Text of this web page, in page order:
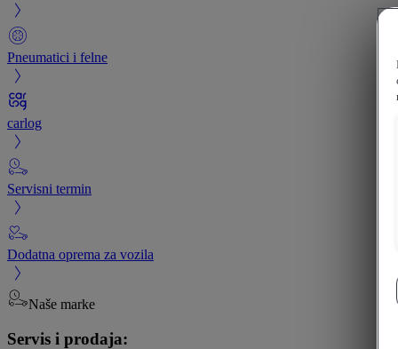
Pneumatici i felne
carlog
Servisni termin
Dodatna oprema za vozila
Naše marke
Servis i prodaja: